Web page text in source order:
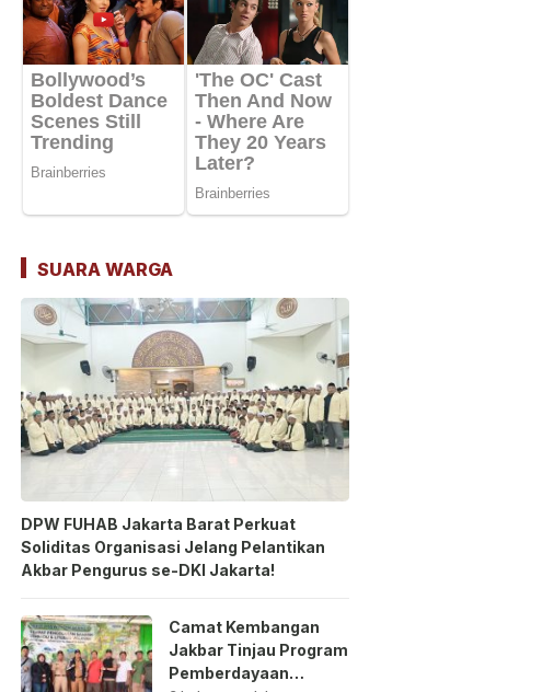
SUARA WARGA
DPW FUHAB Jakarta Barat Perkuat
Soliditas Organisasi Jelang Pelantikan
Akbar Pengurus se-DKI Jakarta!
Camat Kembangan
Jakbar Tinjau Program
Pemberdayaan